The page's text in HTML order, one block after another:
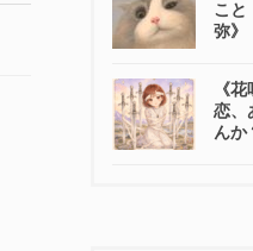
こと
弥》
《
恋、
んか